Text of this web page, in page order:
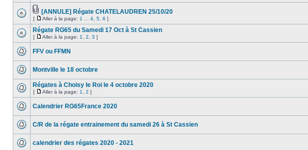
[ANNULE] Régate CHATELAUDREN 25/10/20
[ Aller à la page: 1 4 5 6 ]
Régate RG65 du Samedi 17 Oct à St Cassien
[ Aller à la page: 1 2 3 ]
FFV ou FFMN
Montville le 18 octobre
Régates à Choisy le Roi le 4 octobre 2020
[ Aller à la page: 1 2 ]
Calendrier RG65France 2020
C/R de la régate entrainement du samedi 26 à St Cassien
calendrier des régates 2020 - 2021